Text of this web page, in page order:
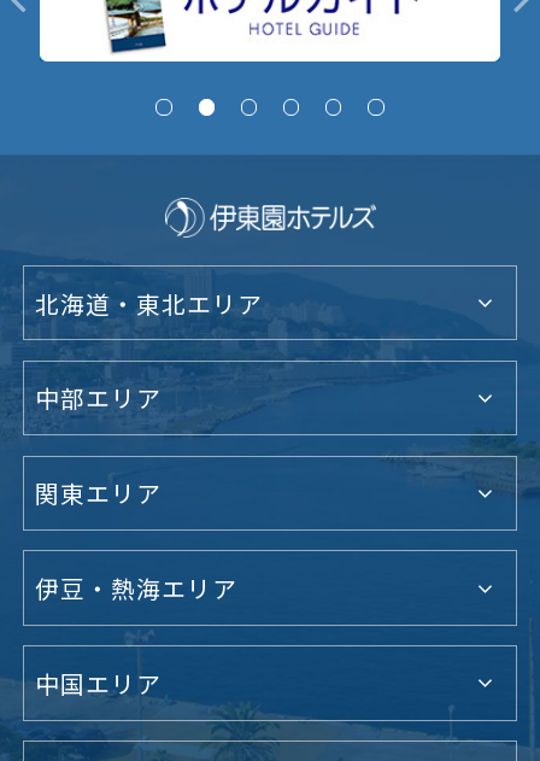
北海道・東北エリア
中部エリア
関東エリア
伊豆・熱海エリア
中国エリア